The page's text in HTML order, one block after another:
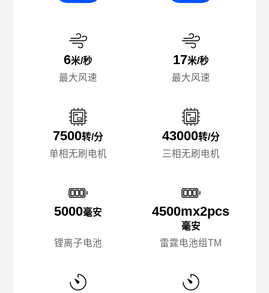
6米/秒
最大风速
7500转/分
单相无刷电机
5000毫安
锂离子电池
17米/秒
最大风速
43000转/分
三相无刷电机
4500mx️2pcs
毫安
雷霆电池组TM